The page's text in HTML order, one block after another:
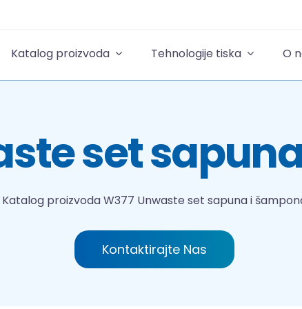
Katalog proizvoda Tehnologije tiska O
set
Katalog proizvodaW377 Unwaste set sapuna i
Kontaktirajte Nas